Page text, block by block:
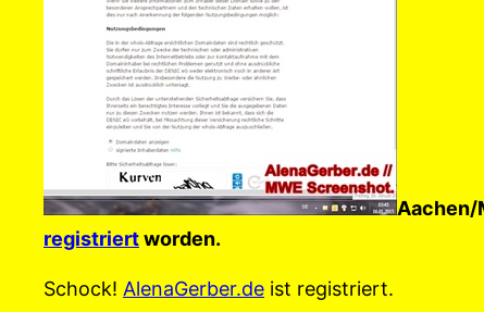
Aachen/
registriertworden.
Schock! AlenaGerber.de ist registriert.